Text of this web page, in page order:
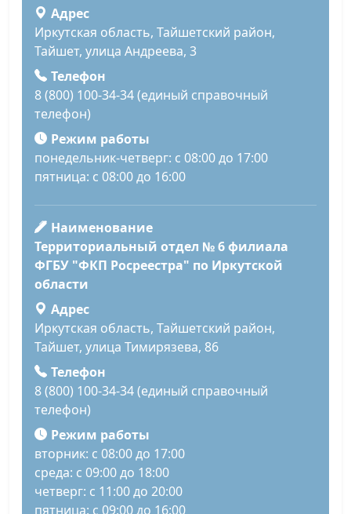
Адрес
Иркутская область, Тайшетский район,
Тайшет, улица Андреева, 3
Телефон
8 (800) 100-34-34 (единый справочный
телефон)
Режим работы
понедельник-четверг: с 08:00 до 17:00
пятница: с 08:00 до 16:00
Наименование
Территориальный отдел № 6 филиала
ФГБУ "ФКП Росреестра" по Иркутской
области
Адрес
Иркутская область, Тайшетский район,
Тайшет, улица Тимирязева, 86
Телефон
8 (800) 100-34-34 (единый справочный
телефон)
Режим работы
вторник: с 08:00 до 17:00
среда: с 09:00 до 18:00
четверг: с 11:00 до 20:00
пятница: с 09:00 до 16:00